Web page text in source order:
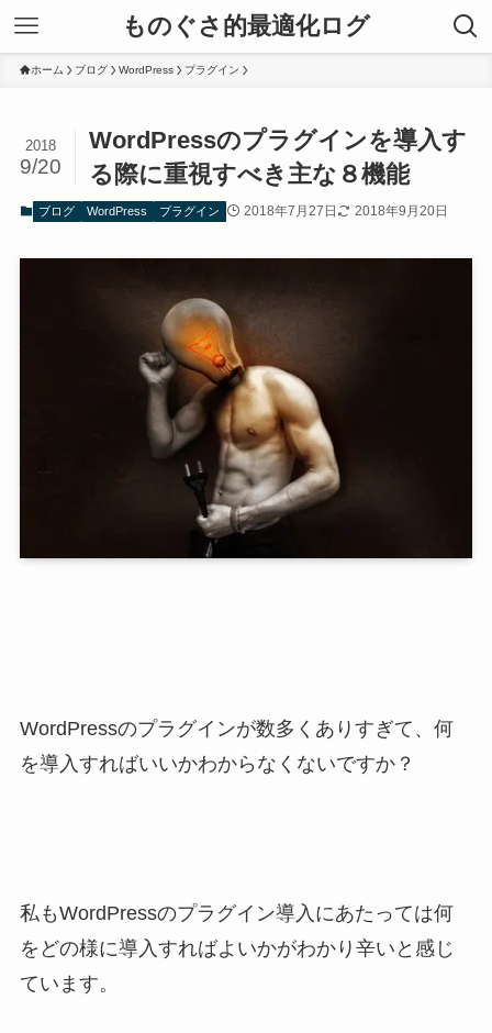
ものぐさ的最適化ログ
ホーム ブログ WordPress プラグイン
WordPressのプラグインを導入す
る際に重視すべき主な８機能
2018
9/20
ブログ WordPress プラグイン 2018年7月27日 2018年9月20日
WordPressのプラグインが数多くありすぎて、何
を導入すればいいかわからなくないですか？
私もWordPressのプラグイン導入にあたっては何
をどの様に導入すればよいかがわかり辛いと感じ
ています。